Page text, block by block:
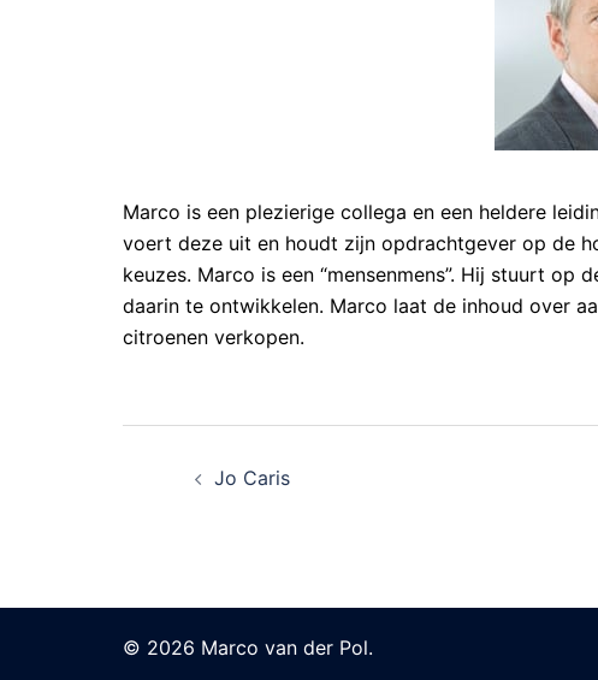
Marco is een plezierige collega en een heldere
voert deze uit en houdt zijn opdrachtgever op de
keuzes. Marco is een “mensenmens”. Hij stuurt
daarin te ontwikkelen. Marco laat de inhoud over
citroenen verkopen.
Jo Caris
© 2026 Marco van der Pol.